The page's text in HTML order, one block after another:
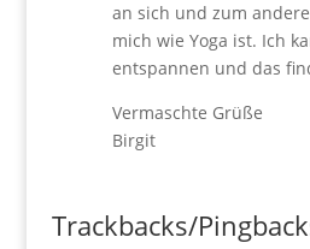
an sich und zum
mich wie Yoga ist. Ich
entspannen und das
Vermaschte Grüße
Birgit
Trackbacks/